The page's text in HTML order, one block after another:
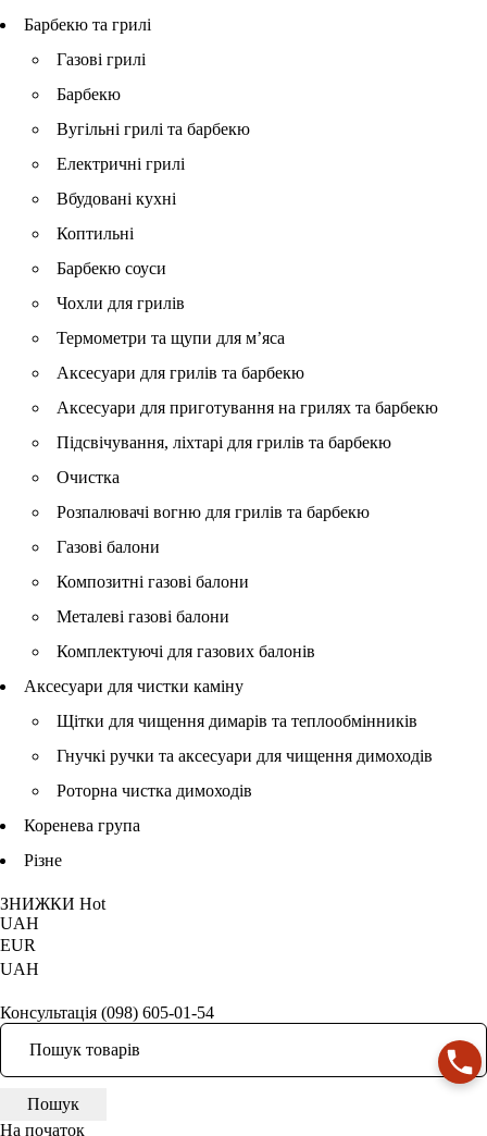
Барбекю та грилі
Газові грилі
Барбекю
Вугільні грилі та барбекю
Електричні грилі
Вбудовані кухні
Коптильні
Барбекю соуси
Чохли для грилів
Термометри та щупи для м’яса
Аксесуари для грилів та барбекю
Аксесуари для приготування на грилях та барбекю
Підсвічування, ліхтарі для грилів та барбекю
Очистка
Розпалювачі вогню для грилів та барбекю
Газові балони
Композитні газові балони
Металеві газові балони
Комплектуючі для газових балонів
Аксесуари для чистки каміну
Щітки для чищення димарів та теплообмінників
Гнучкі ручки та аксесуари для чищення димоходів
Роторна чистка димоходів
Коренева група
Різне
ЗНИЖКИ Hot
UAH
EUR
UAH
Консультація (098) 605-01-54
На початок